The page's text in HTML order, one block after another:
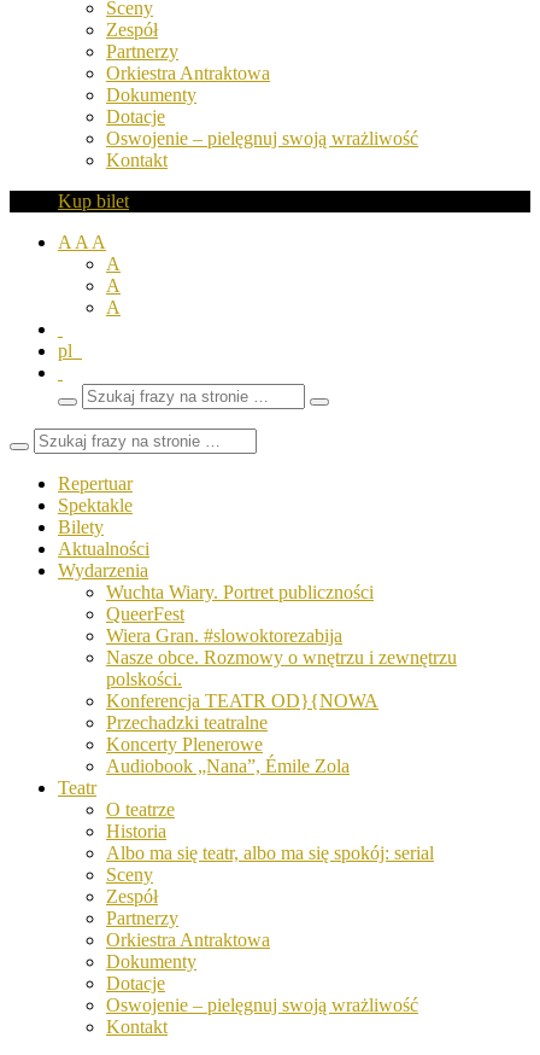
Sceny
Zespół
Partnerzy
Orkiestra Antraktowa
Dokumenty
Dotacje
Oswojenie – pielęgnuj swoją wrażliwość
Kontakt
Kup bilet
A A A
A
A
A
pl
Wyszukaj
frazy
Zamknij
Repertuar
Spektakle
Bilety
Aktualności
Wydarzenia
Wuchta Wiary. Portret publiczności
QueerFest
Wiera Gran. #slowoktorezabija
Nasze obce. Rozmowy o wnętrzu i zewnętrzu
polskości.
Konferencja TEATR OD}{NOWA
Przechadzki teatralne
Koncerty Plenerowe
Audiobook „Nana”, Émile Zola
Teatr
O teatrze
Historia
Albo ma się teatr, albo ma się spokój: serial
Sceny
Zespół
Partnerzy
Orkiestra Antraktowa
Dokumenty
Dotacje
Oswojenie – pielęgnuj swoją wrażliwość
Kontakt